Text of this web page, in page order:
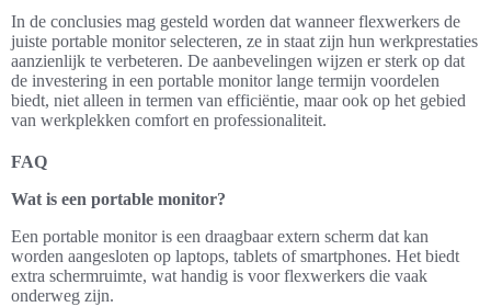
In de conclusies mag gesteld worden dat wanneer flexwerkers de
juiste portable monitor selecteren, ze in staat zijn hun werkprestaties
aanzienlijk te verbeteren. De aanbevelingen wijzen er sterk op dat
de investering in een portable monitor lange termijn voordelen
biedt, niet alleen in termen van efficiëntie, maar ook op het gebied
van werkplekken comfort en professionaliteit.
FAQ
Wat is een portable monitor?
Een portable monitor is een draagbaar extern scherm dat kan
worden aangesloten op laptops, tablets of smartphones. Het biedt
extra schermruimte, wat handig is voor flexwerkers die vaak
onderweg zijn.